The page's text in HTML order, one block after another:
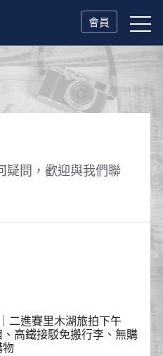
會員
疑問，歡迎與我們聯
二進賽里木湖旅拍下午
高鐵接駁免搬行李、無購
物